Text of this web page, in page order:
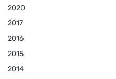
2020
2017
2016
2015
2014